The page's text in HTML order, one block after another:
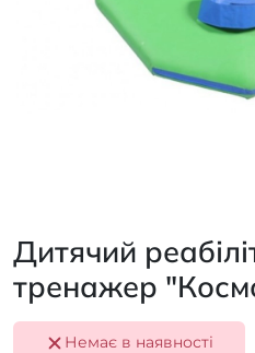
Дитячий
тренажер
Немає в наявності